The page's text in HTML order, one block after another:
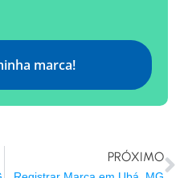
marca!
PRÓXIMO